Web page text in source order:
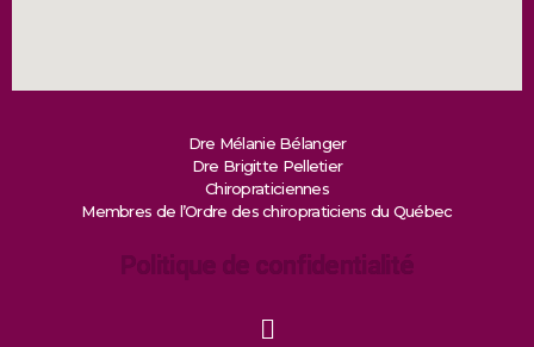
Dre Mélanie Bélanger
Dre Brigitte Pelletier
Chiropraticiennes
Membres de l’Ordre des chiropraticiens du Québec
Politique de confidentialité